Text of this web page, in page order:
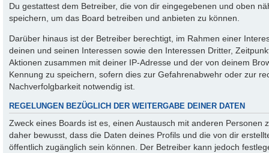
Du gestattest dem Betreiber, die von dir eingegebenen und oben
speichern, um das Board betreiben und anbieten zu können.
Darüber hinaus ist der Betreiber berechtigt, im Rahmen einer
deinen und seinen Interessen sowie den Interessen Dritter,
Aktionen zusammen mit deiner IP-Adresse und der von deinem
Kennung zu speichern, sofern dies zur Gefahrenabwehr oder zur
Nachverfolgbarkeit notwendig ist.
REGELUNGEN BEZÜGLICH DER WEITERGABE DEINER DATEN
Zweck eines Boards ist es, einen Austausch mit anderen Personen
daher bewusst, dass die Daten deines Profils und die von dir
öffentlich zugänglich sein können. Der Betreiber kann jedoch